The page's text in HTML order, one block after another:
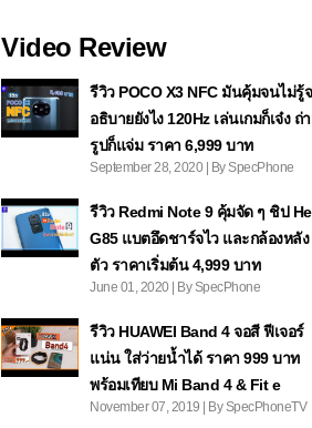
Video Review
รีวิว POCO X3 NFC มันคุ้มจนไม่รู้
อธิบายยังไง 120Hz เล่นเกมก็เจ๋ง ถ่
รูปก็แจ่ม ราคา 6,999 บาท
September 28, 2020 | By SpecPhone
รีวิว Redmi Note 9 คุ้มจัด ๆ ชิป
G85 แบตอึดชาร์จไว และกล้องหลัง
ตัว ราคาเริ่มต้น 4,999 บาท
June 01, 2020 | By SpecPhone
รีวิว HUAWEI Band 4 จอสี ฟีเจอร์
แน่น ใส่ว่ายน้ำได้ ราคา 999 บาท
พร้อมเทียบ Mi Band 4 & Fit e
November 07, 2019 | By SpecPhoneTV